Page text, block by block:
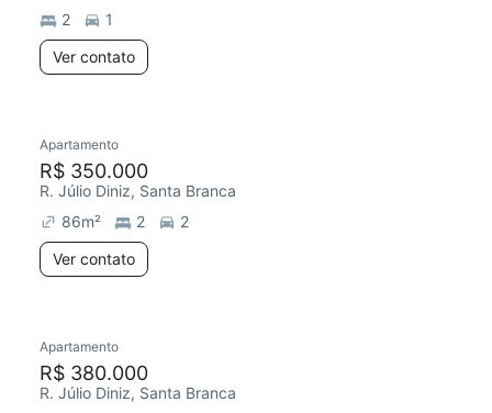
2
1
Ver contato
Redecorar
Apartamento
R$ 350.000
R. Júlio Diniz, Santa Branca
86m² 2
2
Ver contato
Redecorar
Apartamento
R$ 380.000
R. Júlio Diniz, Santa Branca